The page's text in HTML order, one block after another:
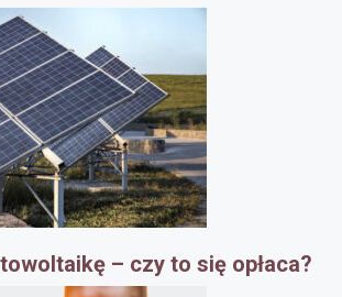
– czy to się opłaca?